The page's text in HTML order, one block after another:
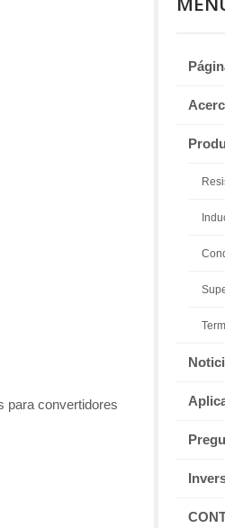
para convertidores